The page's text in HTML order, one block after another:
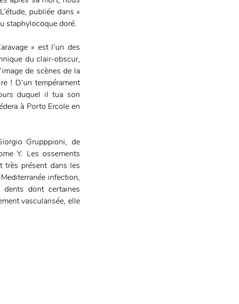
publiée dans «
staphylocoque doré.
» est l’un des
du clair-obscur,
de scènes de la
! D’un tempérament
duquel il tua son
à Porto Ercole en
Grupppioni, de
Y. Les ossements
très présent dans les
infection,
dont certaines
vascularisée, elle